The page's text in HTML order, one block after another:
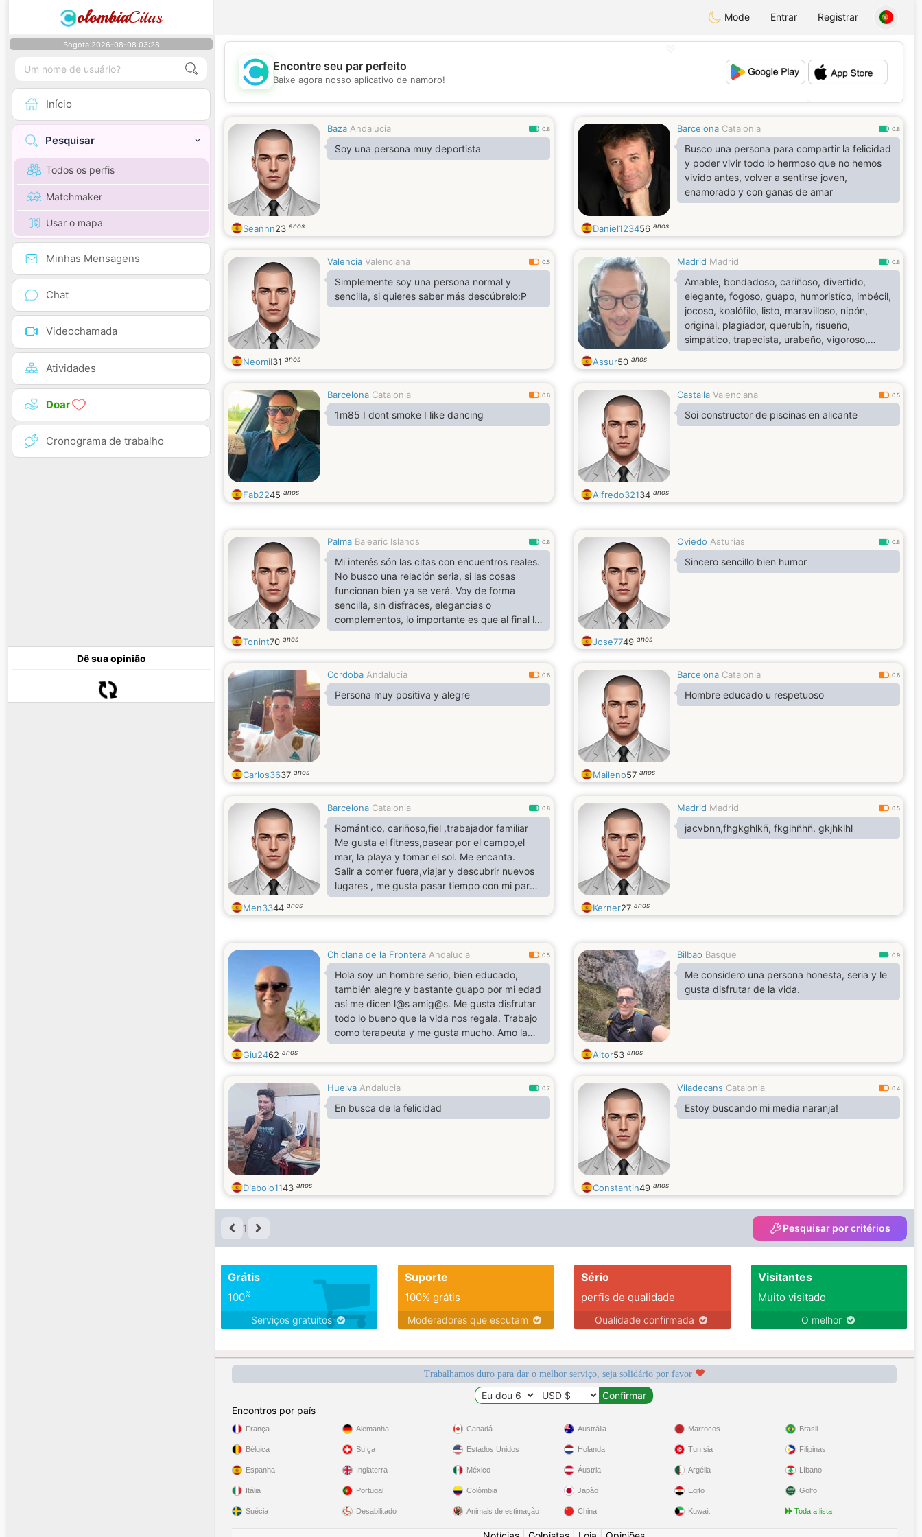
olombiaCitas Mode Entrar Registrar
Bogota 2026-08-08 03:28
Início
Pesquisar
Todos os perfis
Matchmaker
Usar o mapa
Minhas Mensagens
Chat
Videochamada
Atividades
Doar
Cronograma de trabalho
Dê sua opinião
💖
💕
Encontre seu par perfeito
Baixe agora nosso aplicativo de namoro!
Baza Andalucia 0.8
Soy una persona muy deportista
Seannn23 anos
Barcelona Catalonia 0.8
Busco una persona para compartir la felicidad
y poder vivir todo lo hermoso que no hemos
vivido antes, volver a sentirse joven,
enamorado y con ganas de amar
Daniel123456 anos
Valencia Valenciana 0.5
Simplemente soy una persona normal y
sencilla, si quieres saber más descúbrelo:P
Neomil31 anos
Madrid Madrid 0.8
Amable, bondadoso, cariñoso, divertido,
elegante, fogoso, guapo, humoristíco, imbécil,
jocoso, koalófilo, listo, maravilloso, nipón,
original, plagiador, querubín, risueño,
simpático, trapecista, urabeño, vigoroso,
warrior, xilofonista, yoyo y zarigüeyo
Assur50 anos
Barcelona Catalonia 0.6
1m85 I dont smoke I like dancing
Fab2245 anos
Castalla Valenciana 0.5
Soi constructor de piscinas en alicante
Alfredo32134 anos
Palma Balearic Islands 0.8
Mi interés són las citas con encuentros reales.
No busco una relación seria, si las cosas
funcionan bien ya se verá. Voy de forma
sencilla, sin disfraces, elegancias o
complementos, lo importante es que al final lo
que queda es la esencia. Doy más
importancia al cómo, que al cuántos. Me
sus propuestas.
Tonint70 anos
Oviedo Asturias 0.8
Sincero sencillo bien humor
Jose7749 anos
Cordoba Andalucia 0.6
Persona muy positiva y alegre
Carlos3637 anos
Barcelona Catalonia 0.6
Hombre educado u respetuoso
Maileno57 anos
Barcelona Catalonia 0.8
Romántico, cariñoso,fiel ,trabajador familiar
Me gusta el fitness,pasear por el campo,el
mar, la playa y tomar el sol. Me encanta.
Salir a comer fuera,viajar y descubrir nuevos
lugares , me gusta pasar tiempo con mi pareja
y mis hijos .
La familia es lo primero para mí .
Men3344 anos
Madrid Madrid 0.5
jacvbnn,fhgkghlkñ, fkglhñhñ. gkjhklhl
Kerner27 anos
Chiclana de la Frontera Andalucia 0.5
Hola soy un hombre serio, bien educado,
también alegre y bastante guapo por mi edad
así me dicen l@s amig@s. Me gusta disfrutar
todo lo bueno que la vida nos regala. Trabajo
como terapeuta y me gusta mucho. Amo la
naturaleza, la música, leer, y mas. Te
cuentearé cuando conocimos!
Giu2462 anos
Bilbao Basque 0.9
Me considero una persona honesta, seria y le
gusta disfrutar de la vida.
Aitor53 anos
Huelva Andalucia 0.7
En busca de la felicidad
Diabolo1143 anos
Viladecans Catalonia 0.4
Estoy buscando mi media naranja!
Constantin49 anos
1 Pesquisar por critérios
Grátis
100%
Serviços gratuitos
Suporte
100% grátis
Moderadores que escutam
Sério
perfis de qualidade
Qualidade confirmada
Visitantes
Muito visitado
O melhor
Trabalhamos duro para dar o melhor serviço, seja solidário por favor
Encontros por país
França
Bélgica
Espanha
Itália
Suécia
Alemanha
Suíça
Inglaterra
Portugal
Desabilitado
Canadá
Estados Unidos
México
Colômbia
Animais de estimação
Austrália
Holanda
Áustria
Japão
China
Marrocos
Tunísia
Argélia
Egito
Kuwait
Brasil
Filipinas
Líbano
Golfo
Toda a lista